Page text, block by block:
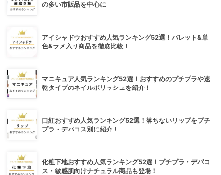
の多い市販品を中心に
アイシャドウおすすめ人気ランキング52選！パレット&単
色&ラメ入り商品を徹底比較！
マニキュア人気ランキング52選！おすすめのプチプラや速
乾タイプのネイルポリッシュを紹介！
口紅おすすめ人気ランキング52選！落ちないリップをプチ
プラ・デパコス別に紹介！
化粧下地おすすめ人気ランキング52選！プチプラ・デパコ
ス・敏感肌向けナチュラル商品も登場！